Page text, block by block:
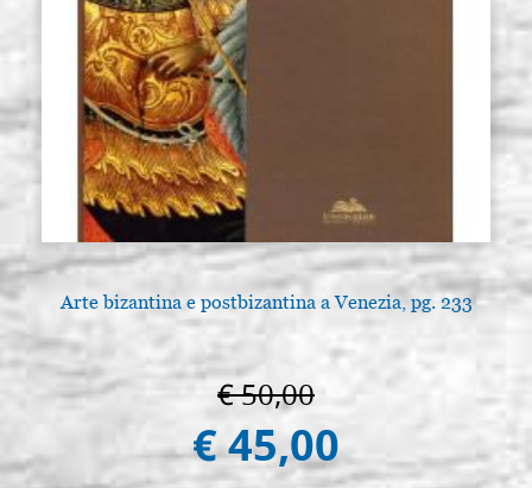
Arte bizantina e postbizantina a Venezia, pg. 233
€ 50,00
€ 45,00